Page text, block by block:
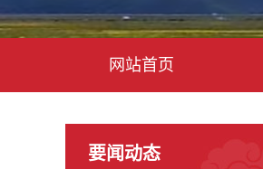
网站首页
要闻动态